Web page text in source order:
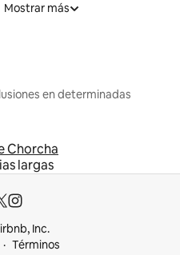
Mostrar más
en determinadas
Chorcha
largas
Inc.
Términos